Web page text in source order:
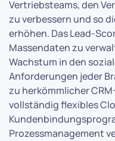
Vertriebsteams, den
zu verbessern und so
erhöhen. Das Lead-
Massendaten zu
Wachstum in den
Anforderungen jeder
zu herkömmlicher
vollständig flexibles
Prozessmanagement